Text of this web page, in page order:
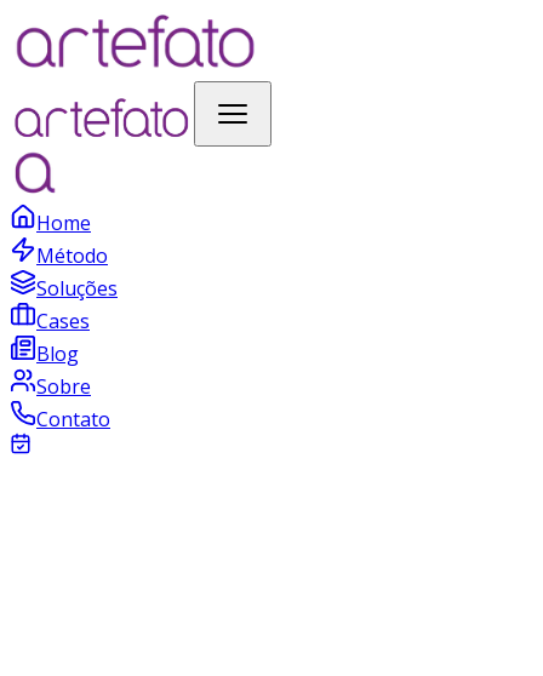
Home
Método
Soluções
Cases
Blog
Sobre
Contato